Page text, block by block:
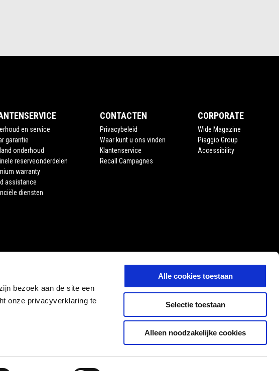
bezoek aan de site een
onze privacyverklaring te
Alle cookies toestaan
Selectie toestaan
Alleen noodzakelijke cookies
en service
garantie
onderhoud
reserveonderdelen
warranty
assistance
diensten
CONTACTEN
Privacybeleid
Waar kunt u ons vinden
Klantenservice
Recall Campagnes
CORPORATE
Wide Magazine
Piaggio Group
Accessibility